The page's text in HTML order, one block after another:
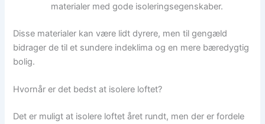
materialer med gode isoleringsegenskaber.
Disse materialer kan være lidt dyrere, men til gengæld
bidrager de til et sundere indeklima og en mere bæredygtig
bolig.
Hvornår er det bedst at isolere loftet?
Det er muligt at isolere loftet året rundt, men der er fordele